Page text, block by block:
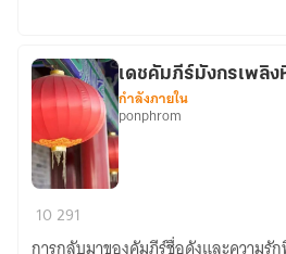
คัมภีร์
เดชคัมภีร์มังกรเพลิง
กำลังภายใน
ponphrom
10 291